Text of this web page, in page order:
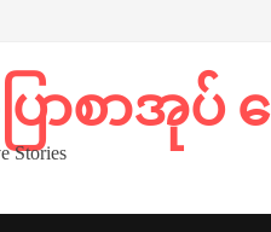
ာစာအုပ်
Stories